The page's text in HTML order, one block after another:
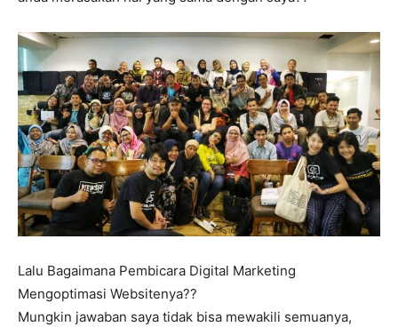
Lalu Bagaimana Pembicara Digital Marketing
Mengoptimasi Websitenya??
Mungkin jawaban saya tidak bisa mewakili semuanya,